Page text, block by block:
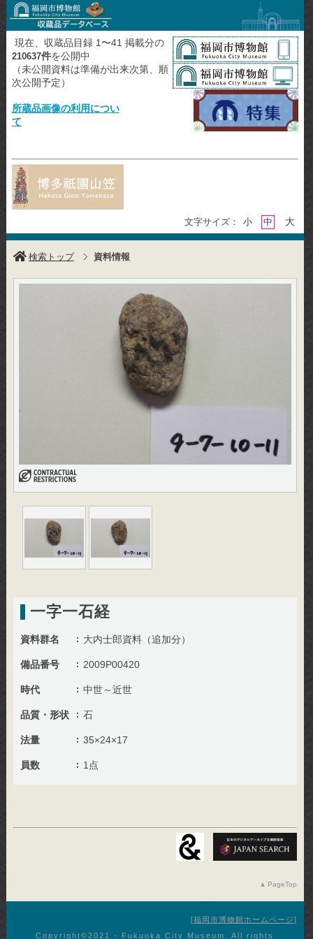
現在、収蔵品目録 1〜41 掲載分の
210637件を公開中
（未公開資料は準備が出来次第、順
次公開予定）
所蔵品画像の利用につい
て
文字サイズ： 小 中 大
検索トップ 資料情報
一字一石経
資料群名 大内士郎資料（追加分）
備品番号 2009P00420
時代 中世～近世
品質・形状 石
法量 35×24×17
員数 1点
PageTop
福岡市博物館ホームページ
Copyright©︎2021 - Fukuoka City Museum. All rights